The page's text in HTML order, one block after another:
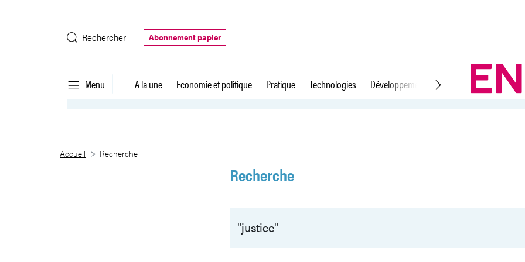
Rechercher
Abonnement papier
Menu A la une Economie et politique Pratique Technologies Développement durable Droit du travail
Recherche
Accueil Recherche
Recherche